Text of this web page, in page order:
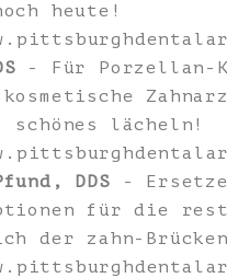
heute!
- Für Porzellan-
lächeln!
DDS -
für die
der zahn-